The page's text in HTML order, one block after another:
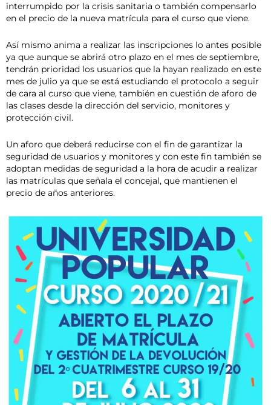
interrumpido por la crisis sanitaria o también compensarlo
en el precio de la nueva matrícula para el curso que viene.
Así mismo anima a realizar las inscripciones lo antes posible
ya que aunque se abrirá otro plazo en el mes de septiembre,
tendrán prioridad los usuarios que la hayan realizado en este
mes de julio ya que se está estudiando el protocolo a seguir
de cara al curso que viene, también en cuestión de aforo de
las clases desde la dirección del servicio, monitores y
protección civil.
Un aforo que deberá reducirse con el fin de garantizar la
seguridad de usuarios y monitores y con este fin también se
adoptan medidas de seguridad a la hora de acudir a realizar
las matrículas que señala el concejal, que mantienen el
precio de años anteriores.